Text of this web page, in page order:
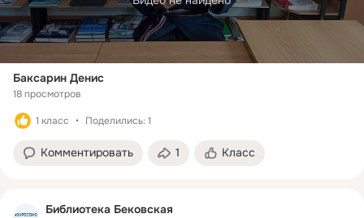
Баксарин Денис
18 просмотров
1 класс Поделились: 1
Комментировать 1 Класс
Библиотека Бековская